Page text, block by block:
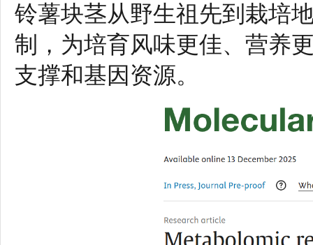
铃薯块茎从野生祖先到栽培
制，为培育风味更佳、营养
支撑和基因资源。